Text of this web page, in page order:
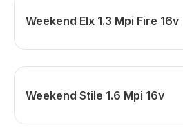
Weekend Elx 1.3 Mpi Fire 16v
Weekend Stile 1.6 Mpi 16v